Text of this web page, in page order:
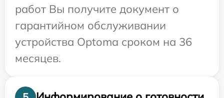
работ Вы получите документ о
гарантийном обслуживании
устройства Optoma сроком на 36
месяцев.